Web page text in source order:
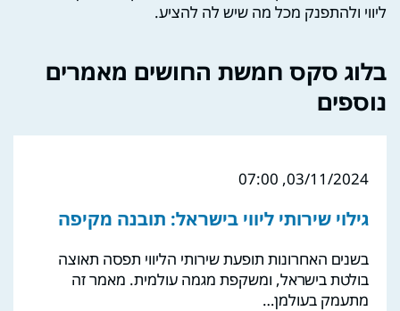
ליווי ולהתפנק מכל מה שיש לה להציע.
בלוג סקס חמשת החושים מאמרים
נוספים
03/11/2024, 07:00
גילוי שירותי ליווי בישראל: תובנה מקיפה
בשנים האחרונות תופעת שירותי הליווי תפסה תאוצה
בולטת בישראל, ומשקפת מגמה עולמית. מאמר זה
מתעמק בעולמן…